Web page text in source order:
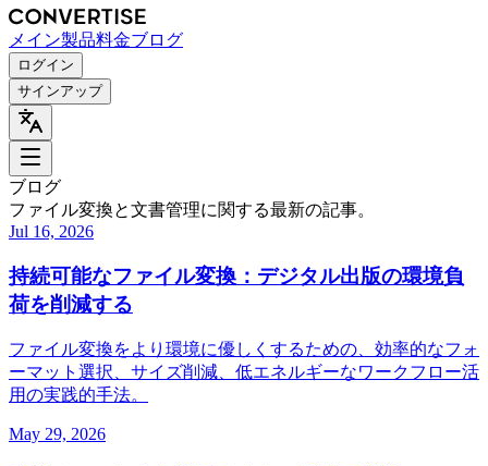
メイン製品料金ブログ
ログイン
サインアップ
ブログ
ファイル変換と文書管理に関する最新の記事。
Jul 16, 2026
持続可能なファイル変換：デジタル出版の環境負
荷を削減する
ファイル変換をより環境に優しくするための、効率的なフォ
ーマット選択、サイズ削減、低エネルギーなワークフロー活
用の実践的手法。
May 29, 2026